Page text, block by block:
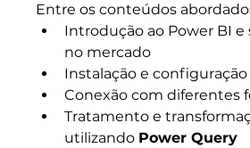
Entre os conteúdos
Introdução ao Power BI e
no mercado
Instalação e
Conexão com diferentes
Tratamento e
utilizando Power Query